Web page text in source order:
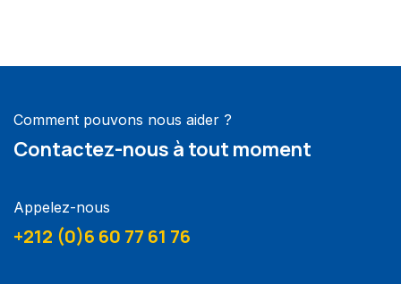
Comment pouvons nous aider ?
Contactez-nous à tout moment
Appelez-nous
+212 (0)6 60 77 61 76